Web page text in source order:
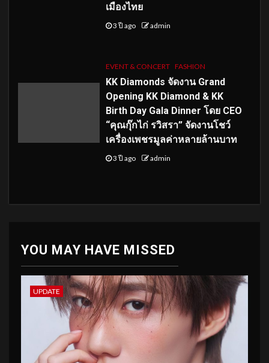
เมืองไทย
3 ปี ago admin
EVENT & CONCERT FASHION
KK Diamonds จัดงาน Grand
Opening KK Diamond & KK
Birth Day Gala Dinner โดย CEO
“คุณกุ๊กไก่ รวิสรา” จัดงานโชว์
เครื่องเพชรมูลค่าหลายล้านบาท
3 ปี ago admin
YOU MAY HAVE MISSED
UPDATE